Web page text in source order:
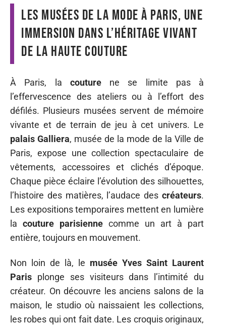
Les musées de la mode à Paris, une
immersion dans l’héritage vivant
de la haute couture
À Paris, la couturene se limite pas à
l’effervescence des ateliers ou à l’effort des
défilés. Plusieurs musées servent de mémoire
vivante et de terrain de jeu à cet univers. Le
palais Galliera, musée de la mode de la Ville de
Paris, expose une collection spectaculaire de
vêtements, accessoires et clichés d’époque.
Chaque pièce éclaire l’évolution des silhouettes,
l’histoire des matières, l’audace des créateurs.
Les expositions temporaires mettent en lumière
la couture parisienne comme un art à part
entière, toujours en mouvement.
Non loin de là, le musée Yves Saint Laurent
Paris plonge ses visiteurs dans l’intimité du
créateur. On découvre les anciens salons de la
maison, le studio où naissaient les collections,
les robes qui ont fait date. Les croquis originaux,